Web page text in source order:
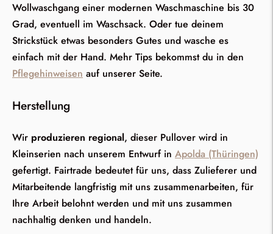
Wollwaschgang einer modernen Waschmaschine bis 30
Grad, eventuell im Waschsack. Oder tue deinem
Strickstück etwas besonders Gutes und wasche es
einfach mit der Hand. Mehr Tips bekommst du in den
Pflegehinweisen auf unserer Seite.
Herstellung
Wir produzieren regional, dieser Pullover wird in
Kleinserien nach unserem Entwurf in Apolda (Thüringen)
gefertigt. Fairtrade bedeutet für uns, dass Zulieferer und
Mitarbeitende langfristig mit uns zusammenarbeiten, für
Ihre Arbeit belohnt werden und mit uns zusammen
nachhaltig denken und handeln.